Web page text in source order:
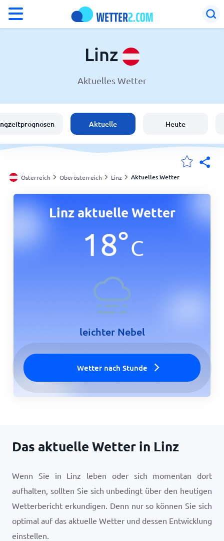
Schweiz
Deutschland
Meine Standorte
Linz
Aktuelles Wetter
Aktuelle Heute
Österreich Oberösterreich Linz Aktuelles Wetter
Linz aktuelle Wetter
18°C
leichter Nebel
Wetter nach Stunde
Das aktuelle Wetter in Linz
Wenn Sie in Linz leben oder sich momentan dort
aufhalten, sollten Sie sich unbedingt über den heutigen
Wetterbericht erkundigen. Denn nur so können Sie sich
optimal auf das aktuelle Wetter und dessen Entwicklung
einstellen.